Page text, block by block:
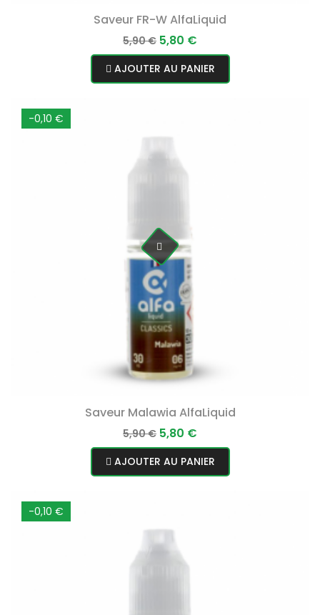
Saveur FR-W AlfaLiquid
Prix
normal
5,90 € Prix
5,80 €
AJOUTER AU PANIER
-0,10 €
Saveur Malawia AlfaLiquid
Prix
normal
5,90 € Prix
5,80 €
AJOUTER AU PANIER
-0,10 €